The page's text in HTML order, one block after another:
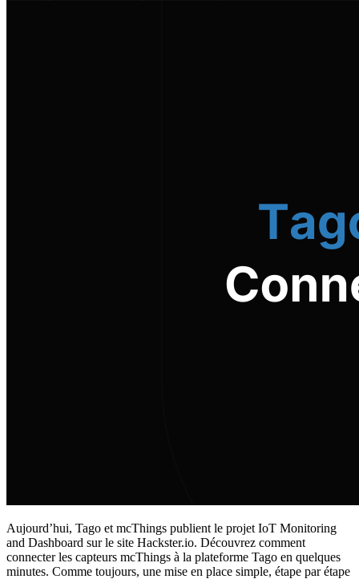
Aujourd’hui, Tago et mcThings publient le projet IoT Monitoring
and Dashboard sur le site Hackster.io. Découvrez comment
connecter les capteurs mcThings à la plateforme Tago en quelques
minutes. Comme toujours, une mise en place simple, étape par étape